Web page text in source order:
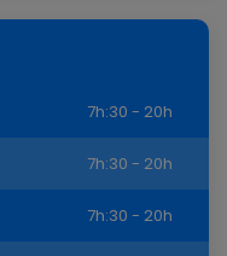
7h:30 - 20h
7h:30 - 20h
7h:30 - 20h